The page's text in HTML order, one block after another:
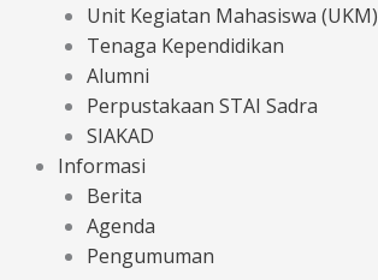
Unit Kegiatan Mahasiswa (UKM)
Tenaga Kependidikan
Alumni
Perpustakaan STAI Sadra
SIAKAD
Informasi
Berita
Agenda
Pengumuman